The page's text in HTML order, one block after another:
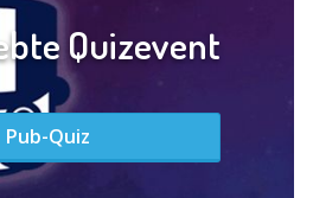
Quizevent
Pub-Quiz